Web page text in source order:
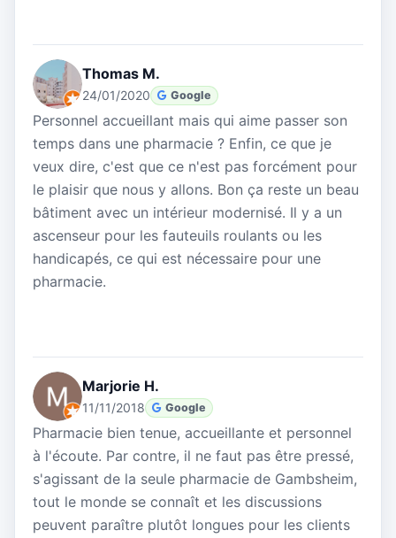
Thomas M.
24/01/2020 Google
Personnel accueillant mais qui aime passer son
temps dans une pharmacie ? Enfin, ce que je
veux dire, c'est que ce n'est pas forcément pour
le plaisir que nous y allons. Bon ça reste un beau
bâtiment avec un intérieur modernisé. Il y a un
ascenseur pour les fauteuils roulants ou les
handicapés, ce qui est nécessaire pour une
pharmacie.
Marjorie H.
11/11/2018 Google
Pharmacie bien tenue, accueillante et personnel
à l'écoute. Par contre, il ne faut pas être pressé,
s'agissant de la seule pharmacie de Gambsheim,
tout le monde se connaît et les discussions
peuvent paraître plutôt longues pour les clients